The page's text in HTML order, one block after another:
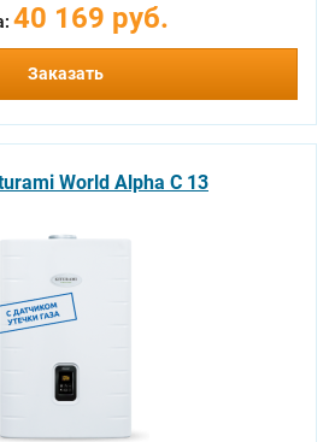
40 169 руб.
Заказать
World Alpha C 13